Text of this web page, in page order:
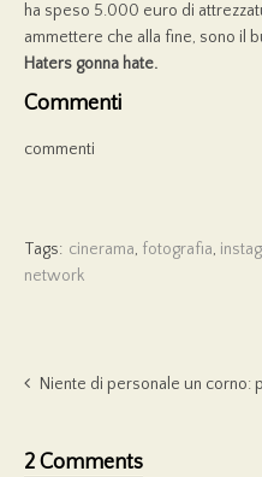
ha speso 5.000 euro di
ammettere che alla fine, sono il
Haters gonna hate.
Commenti
commenti
Tags: cinerama, fotografia,
network
Niente di personale un corno:
2 Comments